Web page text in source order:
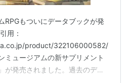
RPGもついにデータブックが発
用：
product/322106000582/
ミュージアムの新サプリメント
が発売されました。過去のデー